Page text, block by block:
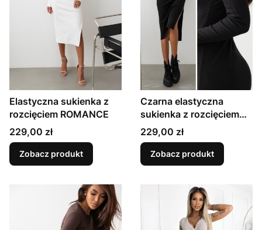
Elastyczna sukienka z
rozcięciem ROMANCE
Cena
229,00 zł
Zobacz produkt
Czarna elastyczna
sukienka z rozcięciem
ROMANCE
Cena
229,00 zł
Zobacz produkt